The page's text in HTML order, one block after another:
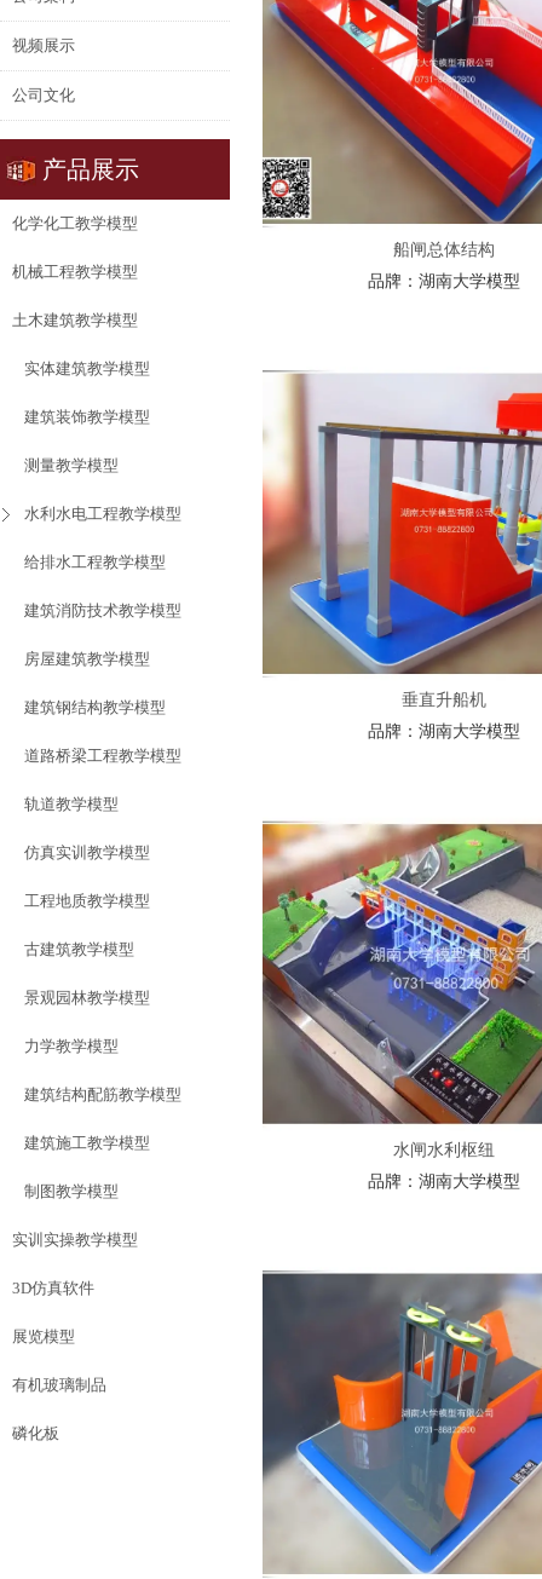
视频展示
公司文化
产品展示
化学化工教学模型
机械工程教学模型
土木建筑教学模型
实体建筑教学模型
建筑装饰教学模型
测量教学模型
水利水电工程教学模型
给排水工程教学模型
建筑消防技术教学模型
房屋建筑教学模型
建筑钢结构教学模型
道路桥梁工程教学模型
轨道教学模型
仿真实训教学模型
工程地质教学模型
古建筑教学模型
景观园林教学模型
力学教学模型
建筑结构配筋教学模型
建筑施工教学模型
制图教学模型
实训实操教学模型
3D仿真软件
展览模型
有机玻璃制品
磷化板
船闸总体结构
品牌： 湖南大学模型
垂直升船机
品牌： 湖南大学模型
水闸水利枢纽
品牌： 湖南大学模型